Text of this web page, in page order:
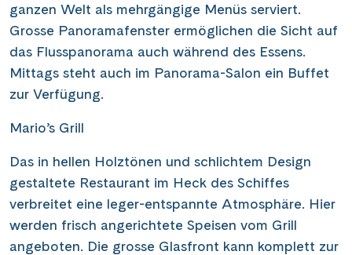
ganzen Welt als mehrgängige Menüs serviert.
Grosse Panoramafenster ermöglichen die Sicht auf
das Flusspanorama auch während des Essens.
Mittags steht auch im Panorama-Salon ein Buffet
zur Verfügung.
Mario’s Grill
Das in hellen Holztönen und schlichtem Design
gestaltete Restaurant im Heck des Schiffes
verbreitet eine leger-entspannte Atmosphäre. Hier
werden frisch angerichtete Speisen vom Grill
angeboten. Die grosse Glasfront kann komplett zur